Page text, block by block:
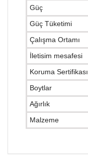
Güç
Güç Tüketimi
Çalışma Ortamı
İletisim mesafesi
Koruma Sertifikası
Boytlar
Ağırlık
Malzeme